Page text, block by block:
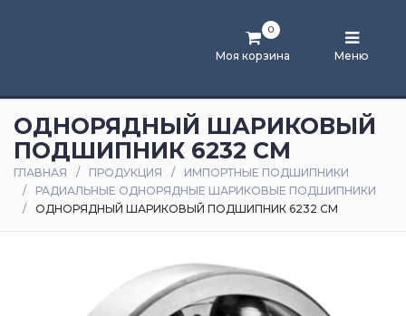
Моя корзина
0
Меню
и
статьи
Оплата
доставка
ОДНОРЯДНЫЙ ШАРИКОВЫЙ
ПОДШИПНИК 6232 CM
ГЛАВНАЯ ПРОДУКЦИЯ
ИМПОРТНЫЕ ПОДШИПНИКИ
РАДИАЛЬНЫЕ ОДНОРЯДНЫЕ ШАРИКОВЫЕ ПОДШИПНИКИ
ОДНОРЯДНЫЙ ШАРИКОВЫЙ ПОДШИПНИК 6232 CM